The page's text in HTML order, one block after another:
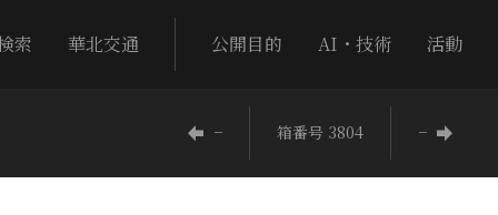
索 華北交通 公開目的 AI・技術 活動
− 箱番号 3804 −